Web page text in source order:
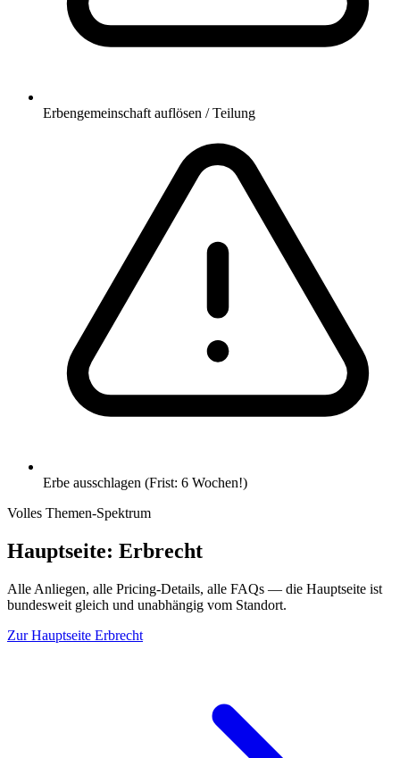
Erbengemeinschaft auflösen / Teilung
Erbe ausschlagen (Frist: 6 Wochen!)
Volles Themen-Spektrum
Hauptseite: Erbrecht
Alle Anliegen, alle Pricing-Details, alle FAQs — die Hauptseite ist
bundesweit gleich und unabhängig vom Standort.
Zur Hauptseite Erbrecht